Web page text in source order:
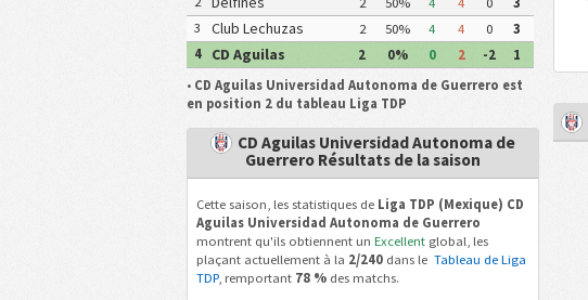
Coatzacoalcos
3
Club Lechuzas
UPGCH
2 50% 4 4 0
3
4
CD Aguilas
Universidad
Autonoma de
Guerrero
2 0% 0 2 -2
1
• CD Aguilas Universidad Autonoma de Guerrero est
en position 2 du tableau Liga TDP
CD Aguilas Universidad Autonoma de
Guerrero Résultats de la saison
Cette saison, les statistiques de Liga TDP (Mexique) CD
Aguilas Universidad Autonoma de Guerrero
montrent qu'ils obtiennent un Excellentglobal, les
plaçant actuellement à la 2/240dans le Tableau de Liga
TDP, remportant 78 %des matchs.